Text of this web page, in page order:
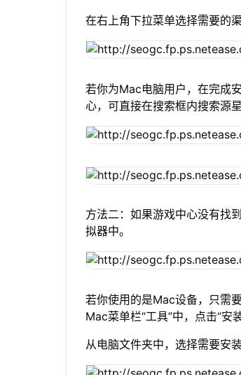
在右上角下拉菜单选择需要的
若你为Mac电脑用户，在完成
心，可直接在搜索框内搜索源
方法二：如果游戏中心没有找
拟器中。
若你使用的是Mac设备，只需
Mac菜单栏“工具”中，点击“安
从电脑文件夹中，选择需要安